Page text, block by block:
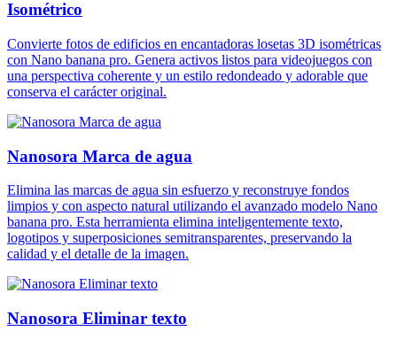
Isométrico
Convierte fotos de edificios en encantadoras losetas 3D isométricas
con Nano banana pro. Genera activos listos para videojuegos con
una perspectiva coherente y un estilo redondeado y adorable que
conserva el carácter original.
Nanosora Marca de agua
Elimina las marcas de agua sin esfuerzo y reconstruye fondos
limpios y con aspecto natural utilizando el avanzado modelo Nano
banana pro. Esta herramienta elimina inteligentemente texto,
logotipos y superposiciones semitransparentes, preservando la
calidad y el detalle de la imagen.
Nanosora Eliminar texto